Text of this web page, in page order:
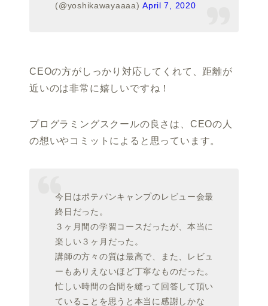
(@yoshikawayaaaa)April 7, 2020
CEOの方がしっかり対応してくれて、距離が
近いのは非常に嬉しいですね！
プログラミングスクールの良さは、CEOの人
の想いやコミットによると思っています。
今日はポテパンキャンプのレビュー会最
終日だった。
３ヶ月間の学習コースだったが、本当に
楽しい３ヶ月だった。
講師の方々の質は最高で、また、レビュ
ーもありえないほど丁寧なものだった。
忙しい時間の合間を縫って回答して頂い
ていることを思うと本当に感謝しかな